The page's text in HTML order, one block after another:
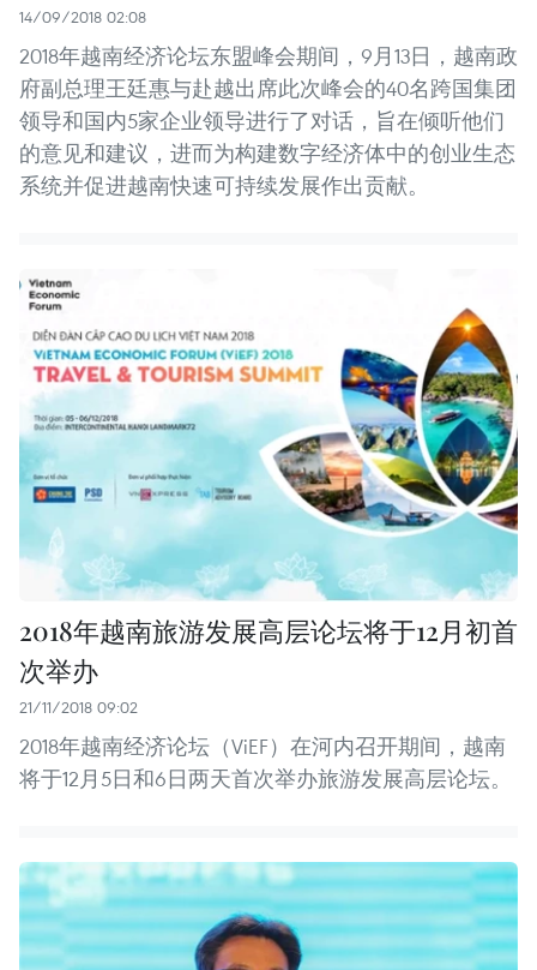
14/09/2018 02:08
2018年越南经济论坛东盟峰会期间，9月13日，越南政
府副总理王廷惠与赴越出席此次峰会的40名跨国集团
领导和国内5家企业领导进行了对话，旨在倾听他们
的意见和建议，进而为构建数字经济体中的创业生态
系统并促进越南快速可持续发展作出贡献。
2018年越南旅游发展高层论坛将于12月初首
次举办
21/11/2018 09:02
2018年越南经济论坛（ViEF）在河内召开期间，越南
将于12月5日和6日两天首次举办旅游发展高层论坛。